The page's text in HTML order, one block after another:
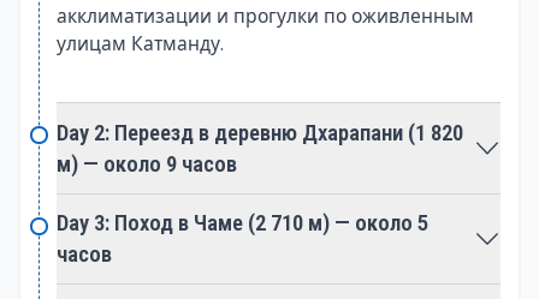
садами, добавляют очарование в путешествие,
создавая гармоничное сочетание духовности и
местной жизни.
Татопани, что в переводе с непальского означает
«горячая вода», оправдывает своё название,
предлагая природные горячие источники. Эта
остановка становится желанным отдыхом для
путешественников, позволяя расслабиться и
акклиматизации и прогулки по оживленным
улицам Катманду.
Day 2: Переезд в деревню Дхарапани (1 820
м) — около 9 часов
Day 3: Поход в Чаме (2 710 м) — около 5
часов